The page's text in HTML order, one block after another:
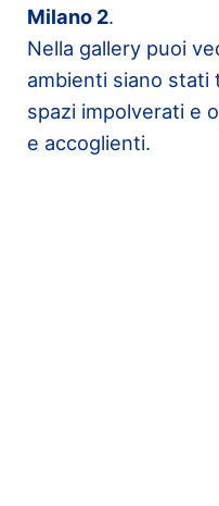
Milano 2.
Nella gallery puoi
ambienti siano stati
spazi impolverati e
e accoglienti.